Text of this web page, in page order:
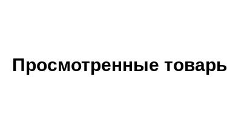
Просмотренные